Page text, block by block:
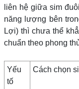
liên hệ giữa sim
năng lượng bên
Lợi) thì chưa thể
chuẩn theo phong
Yếu
tố
Cách chọn